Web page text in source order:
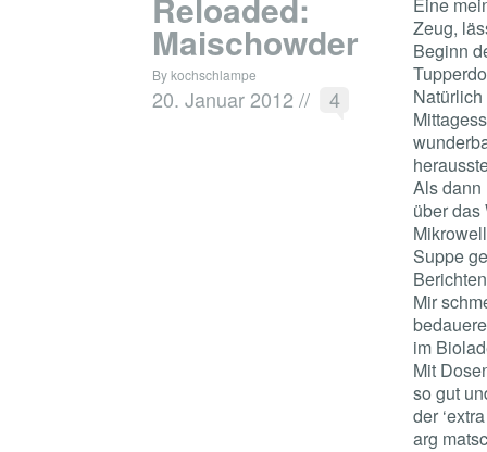
Maischowder
By kochschlampe
20. Januar 2012 // 4
Zeug,
Beginn
Als dann
über
Suppe
Mir
im
Mit
so gut
der
arg